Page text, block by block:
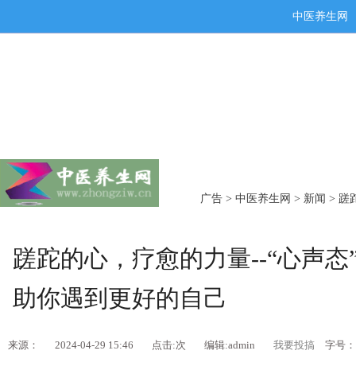
中医养生网
广告 > 中医养生网 > 新闻 > 蹉
蹉跎的心，疗愈的力量--“心声
助你遇到更好的自己
来源： 2024-04-29 15:46 点击:次 编辑:admin 我要投搞 字号：